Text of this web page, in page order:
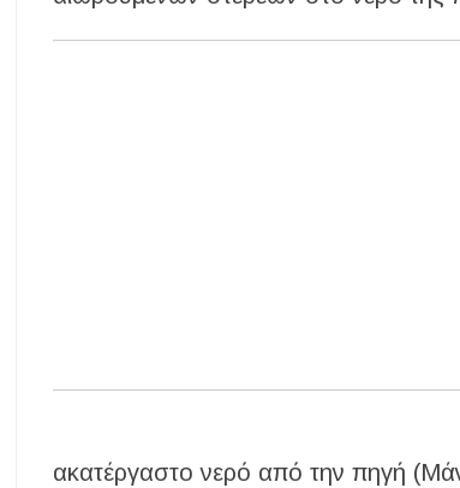
ακατέργαστο νερό από την πηγή